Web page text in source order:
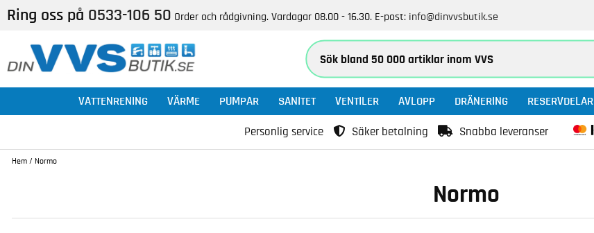
Ring oss på 0533-106 50 Order och rådgivning. Vardagar 08.00 - 16.30. E-post: info@dinvvsbutik.se
VATTENRENING VÄRME PUMPAR SANITET VENTILER AVLOPP DRÄNERING RESERVDELAR
Personlig service Säker betalning Snabba leveranser
Hem / Normo
Normo